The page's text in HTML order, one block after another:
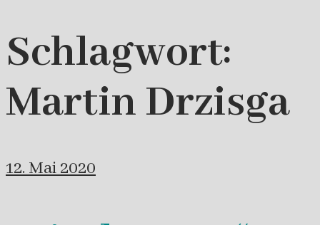
Schlagwort:
Martin Drzisga
12. Mai 2020